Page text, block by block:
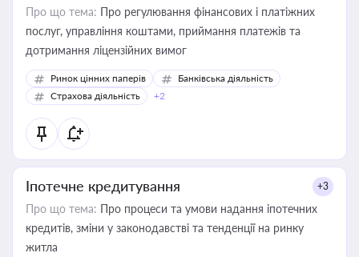
Про що тема: Про регулювання фінансових і платіжних
послуг, управління коштами, приймання платежів та
дотримання ліцензійних вимог
Ринок цінних паперів
Банківська діяльність
Страхова діяльність
+2
Іпотечне кредитування +3
Про що тема: Про процеси та умови надання іпотечних
кредитів, зміни у законодавстві та тенденції на ринку
житла